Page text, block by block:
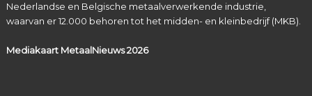
Nederlandse en Belgische metaalverwerkende industrie,
waarvan er 12.000 behoren tot het midden- en kleinbedrijf (MKB).
Mediakaart MetaalNieuws2026